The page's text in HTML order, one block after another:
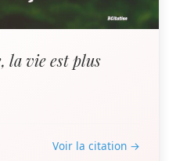
la vie est plus
Voir la citation →